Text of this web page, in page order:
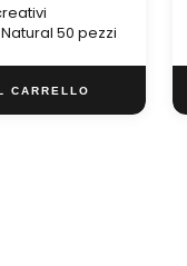
50 pezzi